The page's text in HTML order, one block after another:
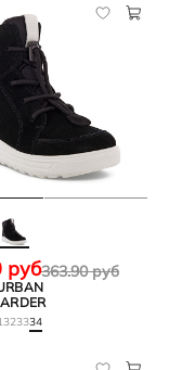
363.90 руб
руб
323334